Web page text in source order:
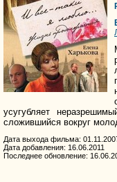
усугубляет
сложившийся вокруг
Дата выхода фильма:
Дата добавления: 16.06.2011
Последнее обновление: